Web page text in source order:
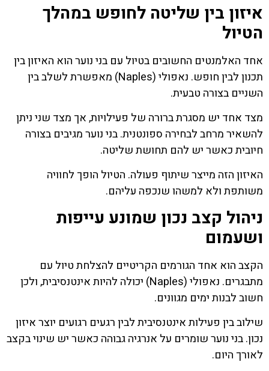
איזון בין שליטה לחופש במהלך
הטיול
אחד האלמנטים החשובים בטיול עם בני נוער הוא האיזון בין
תכנון לבין חופש. נאפולי (Naples) מאפשרת לשלב בין
השניים בצורה טבעית.
מצד אחד יש מסגרת ברורה של פעילויות, אך מצד שני ניתן
להשאיר מרחב לבחירה ספונטנית. בני נוער מגיבים בצורה
חיובית כאשר יש להם תחושת שליטה.
האיזון הזה מייצר שיתוף פעולה. הטיול הופך לחוויה
משותפת ולא למשהו שנכפה עליהם.
ניהול קצב נכון שמונע עייפות
ושעמום
הקצב הוא אחד הגורמים הקריטיים להצלחת טיול עם
מתבגרים. נאפולי (Naples) יכולה להיות אינטנסיבית, ולכן
חשוב לבנות ימים מגוונים.
שילוב בין פעילות אינטנסיבית לבין רגעים רגועים יוצר איזון
נכון. בני נוער שומרים על אנרגיה גבוהה כאשר יש שינוי בקצב
לאורך היום.